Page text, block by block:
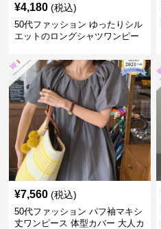
¥4,180 (税込)
50代ファッション ゆったりシル
エットのロングシャツワンピー
¥7,560 (税込)
50代ファッション パフ袖マキシ
丈ワンピース 体型カバー 大人カ